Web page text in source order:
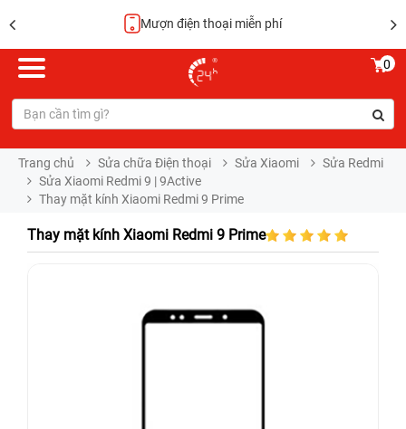
Hoàn tiền 100%
0
Trang chủ Sửa chữa Điện thoại Sửa Xiaomi
Sửa Redmi
Sửa Xiaomi Redmi 9 | 9Active
Thay mặt kính Xiaomi Redmi 9 Prime
Thay mặt kính Xiaomi Redmi 9 Prime